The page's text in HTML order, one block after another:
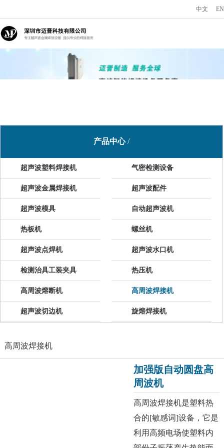
中文 EN
产品中心/
超声波塑料焊接机 气密检测设备
超声波金属焊接机 超声波配件
超声波模具 自动超声波机
热板机 螺丝机
超声波点焊机 超声波水口机
检测治具工装夹具 热压机
高周波熔断机 高周波焊接机
超声波切边机 旋熔焊接机
高周波焊接机
加强版自动圆盘高
周波机
高周波焊接机是塑料热
合的[敏感词]设备，它是
利用高频电场使塑料内